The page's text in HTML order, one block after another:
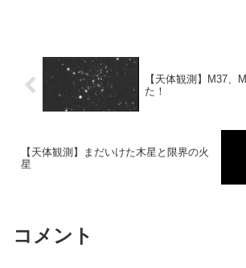
【天体観測】M37、
た！
【天体観測】まだいけた木星と限界の火
星
コメント